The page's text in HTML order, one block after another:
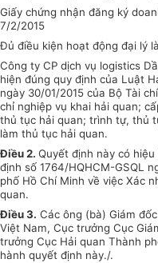
Giấy chứng nhận đăng ký
7/2/2015
Đủ điều kiện hoạt động đại lý
Công ty CP dịch vụ logistics
hiện đúng quy định của Luật
ngày 30/01/2015 của Bộ Tài
chỉ nghiệp vụ khai hải quan;
thủ tục hải quan; trình tự, thủ
làm thủ tục hải quan.
Điều 2. Quyết định này có
định số 1764/HQHCM-GSQL
phố Hồ Chí Minh về việc Xác
quan.
Điều 3. Các ông (bà) Giám đốc
Việt Nam, Cục trưởng Cục
trưởng Cục Hải quan Thành
hành quyết định này./.